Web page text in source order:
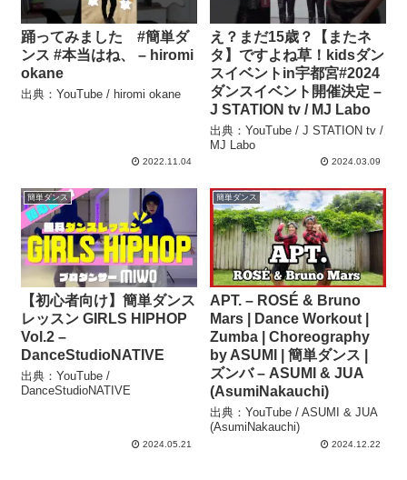
踊ってみました #簡単ダ
ンス #本当はね、 – hiromi
okane
出典：YouTube / hiromi okane
2022.11.04
え？まだ15歳？【またネ
タ】ですよね草！kidsダン
スイベントin宇都宮#2024
ダンスイベント開催決定 –
J STATION tv / MJ Labo
出典：YouTube / J STATION tv /
MJ Labo
2024.03.09
簡単ダンス
【初心者向け】簡単ダンス
レッスン GIRLS HIPHOP
Vol.2 –
DanceStudioNATIVE
出典：YouTube /
DanceStudioNATIVE
2024.05.21
簡単ダンス
APT. – ROSÉ & Bruno
Mars | Dance Workout |
Zumba | Choreography
by ASUMI | 簡単ダンス |
ズンバ – ASUMI & JUA
(AsumiNakauchi)
出典：YouTube / ASUMI & JUA
(AsumiNakauchi)
2024.12.22